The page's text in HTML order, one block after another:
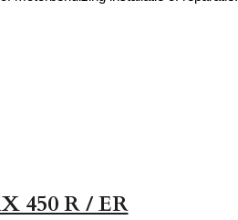
450 R / ER